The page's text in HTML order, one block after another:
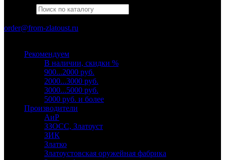
order@from-zlatoust.ru
Рекомендуем
В наличии, скидки %
900...2000 руб.
2000...3000 руб.
3000...5000 руб.
5000 руб. и более
Производители
АиР
ЗЗОСС, Златоуст
ЗИК
Златко
Златоустовская оружейная фабрика